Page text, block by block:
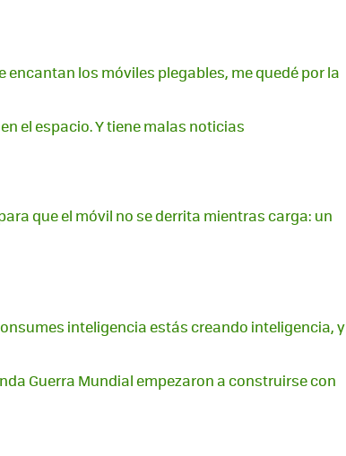
encantan los móviles plegables, me quedé por la
el espacio. Y tiene malas noticias
que el móvil no se derrita mientras carga: un
inteligencia estás creando inteligencia, y
Guerra Mundial empezaron a construirse con